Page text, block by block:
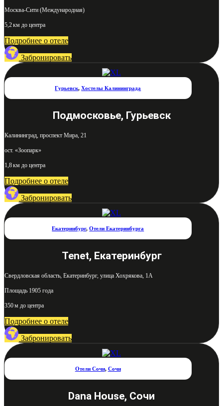
Москва-Сити (Международная)
5,2 км до центра
Подробнее о отеле
Забронировать
Гурьевск,Хостелы Калининграда
Подмосковье, Гурьевск
Калининград, проспект Мира, 21
ост. «Зоопарк»
1,8 км до центра
Подробнее о отеле
Забронировать
Екатеринбург,Отели Екатеринбурга
Tenet, Екатеринбург
Свердловская область, Екатеринбург, улица Хохрякова, 1А
Площадь 1905 года
350 м до центра
Подробнее о отеле
Забронировать
Отели Сочи, Сочи
Dana House, Сочи